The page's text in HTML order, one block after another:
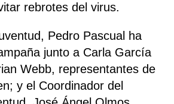
rebrotes del virus.
Pedro Pascual ha
junto a Carla García
Webb, representantes de
y el Coordinador del